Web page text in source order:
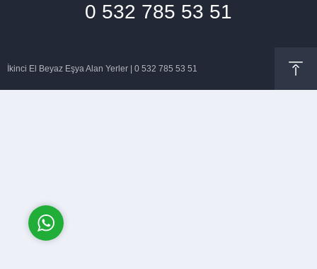
0 532 785 53 51
İkinci El Beyaz Eşya Alan Yerler | 0 532 785 53 51